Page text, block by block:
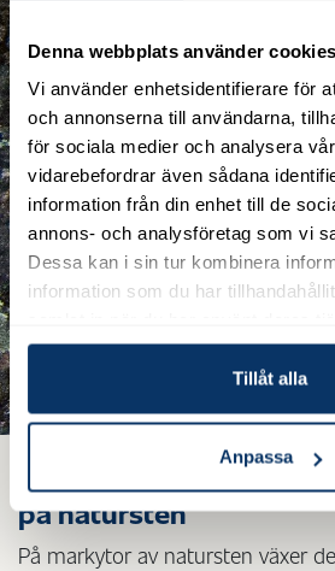
Denna webbplats använder cookies
Vi använder enhetsidentifierare för
och annonserna till användarna,
för sociala medier och analysera
vidarebefordrar även sådana
information från din enhet till de
annons- och analysföretag som vi
Dessa kan i sin tur kombinera
information som du har
Tillåt alla
Anpassa
Behandla och ta bort
på natursten
På markytor av natursten växer
Previous